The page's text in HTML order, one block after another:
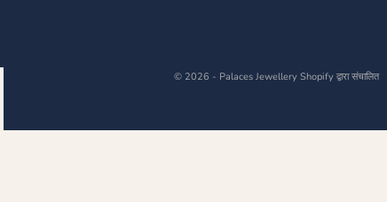
© 2026 - Palaces Jewellery Shopify द्वारा संचालित